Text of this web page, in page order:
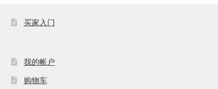
买家入门
我的帐户
购物车